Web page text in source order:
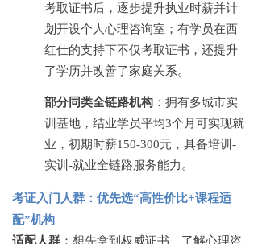
考取证书后，逐步提升执业时薪并计
划开设个人心理咨询室；有学员在西
红仕的支持下不仅考取证书，还提升
了学历并改善了家庭关系。
部分同类全链路机构 ：拥有多城市实
训基地，结业学员平均3个月可实现就
业，初期时薪150-300元，具备培训-
实训-就业全链路服务能力。
考证入门人群：优先选“高性价比+课程适
配”机构
适配人群 ：想先拿到权威证书、了解心理咨